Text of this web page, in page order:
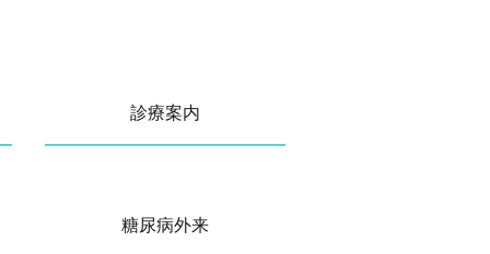
診療案内
糖尿病外来